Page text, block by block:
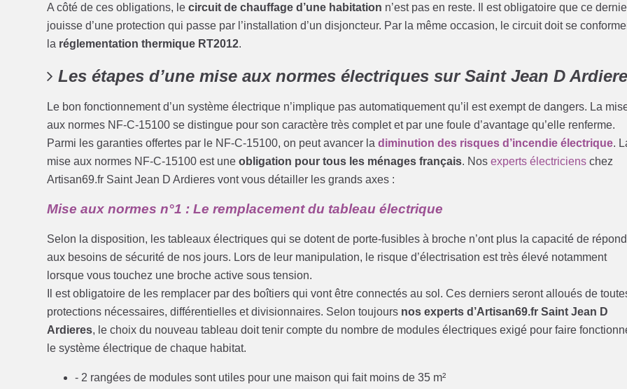
A côté de ces obligations, lecircuit de chauffage d’une habitation n’est pas en reste. Il est obligatoire que ce
jouisse d’une protection qui passe par l’installation d’un disjoncteur. Par la même occasion, le circuit doit se
la réglementation thermique RT2012.
Les étapes d’une mise aux normes électriques sur Saint Jean D
Le bon fonctionnement d’un système électrique n’implique pas automatiquement qu’il est exempt de dangers. La
aux normes NF-C-15100 se distingue pour son caractère très complet et par une foule d’avantage qu’elle renferme.
Parmi les garanties offertes par le NF-C-15100, on peut avancer ladiminution des risques d’incendie électrique.
mise aux normes NF-C-15100 est uneobligation pour tous les ménages français. Nosexperts électriciens chez
Artisan69.fr Saint Jean D Ardieres vont vous détailler les grands axes :
Mise aux normes n°1 : Le remplacement du tableau électrique
Selon la disposition, les tableaux électriques qui se dotent de porte-fusibles à broche n’ont plus la capacité de
aux besoins de sécurité de nos jours. Lors de leur manipulation, le risque d’électrisation est très élevé notamment
lorsque vous touchez une broche active sous tension.
Il est obligatoire de les remplacer par des boîtiers qui vont être connectés au sol. Ces derniers seront alloués de
protections nécessaires, différentielles et divisionnaires. Selon toujours nos experts d’Artisan69.fr Saint Jean D
Ardieres, le choix du nouveau tableau doit tenir compte du nombre de modules électriques exigé pour faire
le système électrique de chaque habitat.
- 2 rangées de modules sont utiles pour une maison qui fait moins de 35 m²